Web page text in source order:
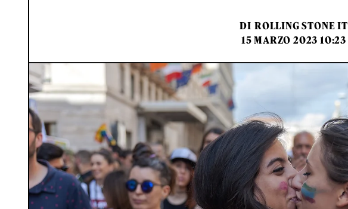
DI ROLLING STONE IT
15 MARZO 2023 10:23